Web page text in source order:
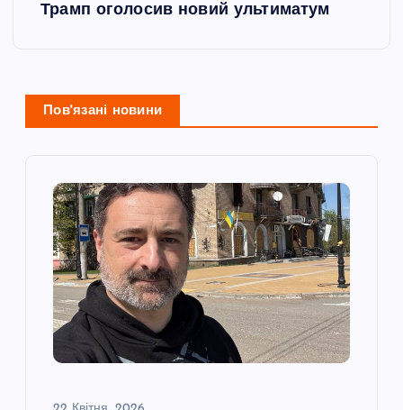
а
Трамп оголосив новий ультиматум
Пов'язані новини